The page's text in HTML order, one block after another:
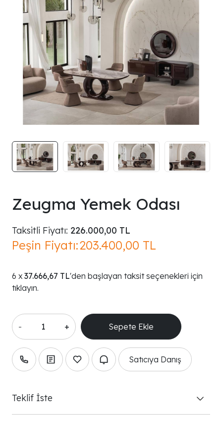
Zeugma Yemek Odası
Taksitli Fiyatı: 226.000,00 TL
Peşin Fiyatı:203.400,00 TL
37.666,67 TL'den başlayan taksit seçenekleri için
tıklayın.
- +
Satıcıya Danış
Teklif İste